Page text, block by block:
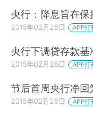
央行：降息旨在
2015年02月28日 APP打
央行下调贷存款
2015年02月28日 APP打
节后首周央行净
2015年02月26日 APP打